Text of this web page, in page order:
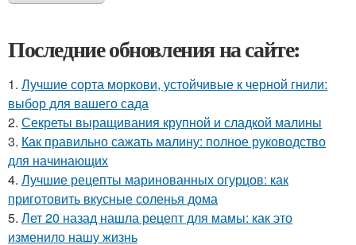
Последние обновления на сайте:
1. Лучшие сорта моркови, устойчивые к черной гнили:
выбор для вашего сада
2. Секреты выращивания крупной и сладкой малины
3. Как правильно сажать малину: полное руководство
для начинающих
4. Лучшие рецепты маринованных огурцов: как
приготовить вкусные соленья дома
5. Лет 20 назад нашла рецепт для мамы: как это
изменило нашу жизнь